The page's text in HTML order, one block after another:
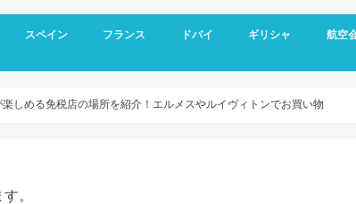
スペイン
スペイン基本情報
バルセロナ旅行
グラナダ
コルドバ
アンダルシア地方
セビリア
マドリード
フランス
フランス基本情報
リヨン観光
トゥールーズ旅行
ニース旅行
南フランス旅行
ドバイ
ドバイ空港
ドバイ基本情報
オールドドバイ
ダウンタウン
ドバイマリーナ
デザートサファリ
ドバイメトロ
ドバイ 新しい観光スポット
ドバイ ホテル選び
ギリシャ
アテネ観光
サントリーニ島 観光
メテオラ観光
航空
エミ
スカ
マイ
楽しめる免税店の場所を紹介！エルメスやルイヴィトンでお買い物
。